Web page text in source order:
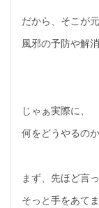
だから、そこが
風邪の予防や解
じゃぁ実際に、
何をどうやるのか
まず、先ほど言
そっと手をあてま